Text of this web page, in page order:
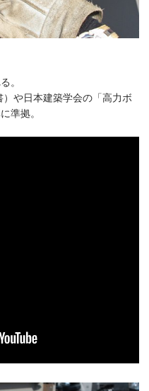
。
や日本建築学会の「高力ボ
準拠。